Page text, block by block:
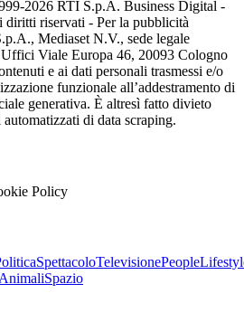
2026 RTI S.p.A. Business Digital -
diritti riservati - Per la pubblicità
Mediaset N.V., sede legale
Viale Europa 46, 20093 Cologno
e ai dati personali trasmessi e/o
funzionale all’addestramento di
generativa. È altresì fatto divieto
di data scraping.
Policy
SpettacoloTelevisionePeople
AnimaliSpazio